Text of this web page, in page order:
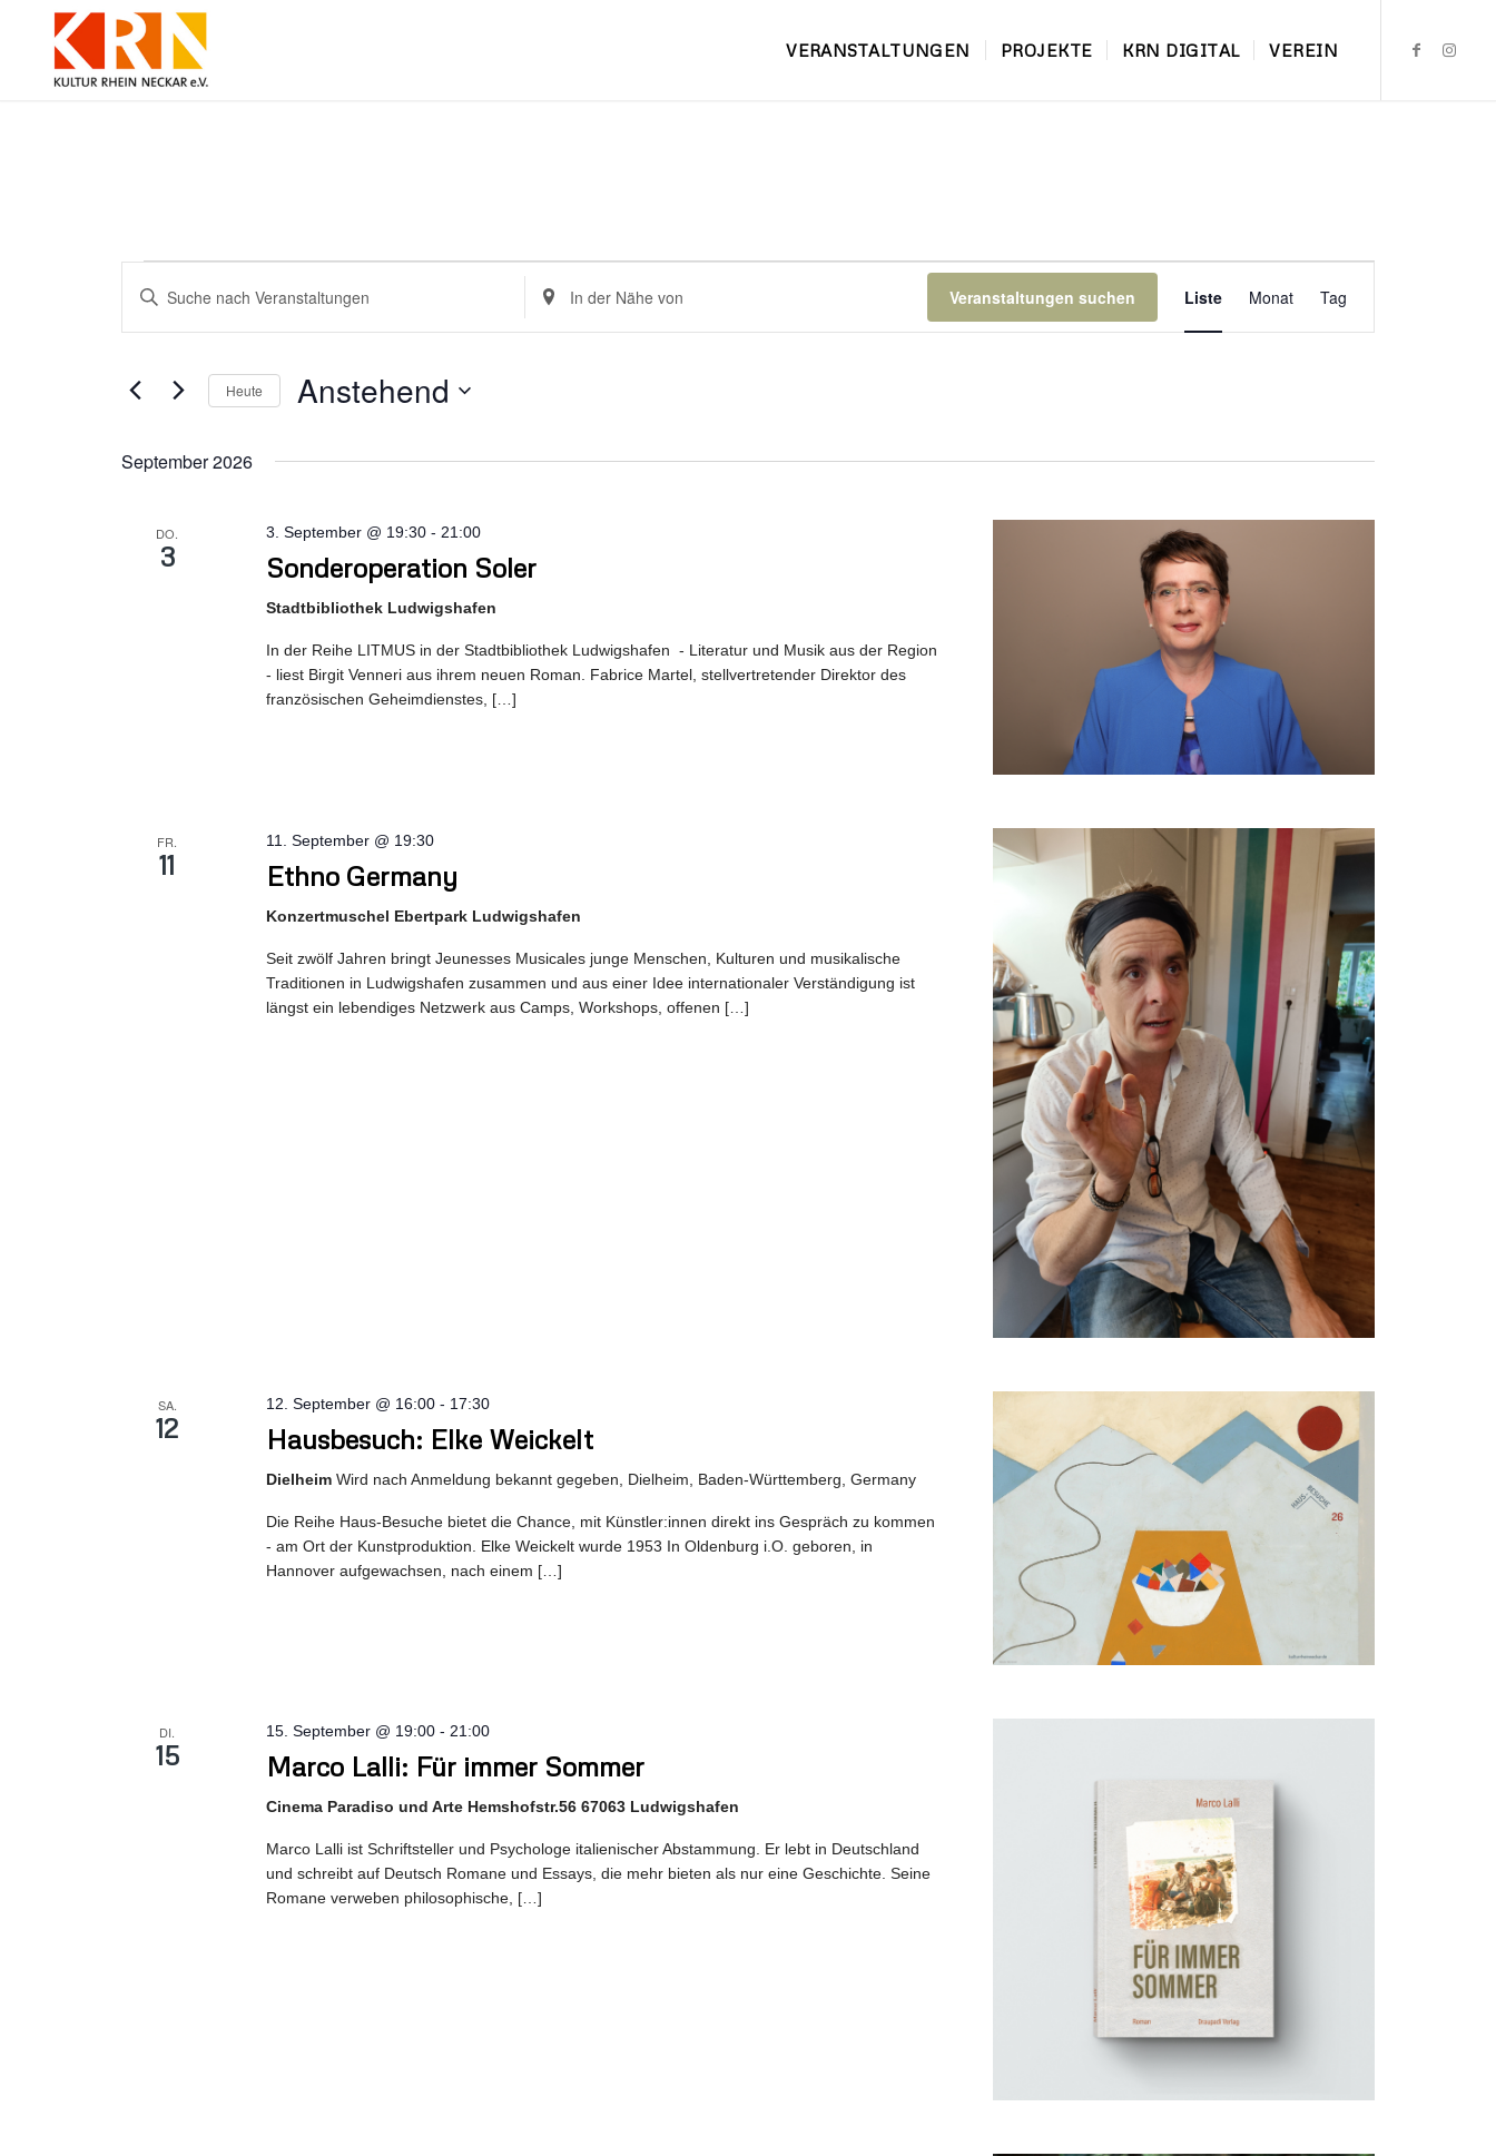
VERANSTALTUNGEN PROJEKTE KRN DIGITAL VEREIN
Veranstaltungen
Suche
und
Ansichten,
Bitte
Schlüsselwort
Veranstaltungen
Schlüsselwort.
Standort
eingeben.
Suche
Veranstaltungen suchen
Ansichten-
Liste Monat Tag
Heute Anstehend
September 2026
DO.
3 Sonderoperation Soler
3. September @ 19:30 - 21:00
Stadtbibliothek Ludwigshafen
In der Reihe LITMUS in der Stadtbibliothek Ludwigshafen - Literatur und Musik aus der Region
- liest Birgit Venneri aus ihrem neuen Roman. Fabrice Martel, stellvertretender Direktor des
französischen Geheimdienstes, […]
FR.
11 Ethno Germany
11. September @ 19:30
Konzertmuschel Ebertpark Ludwigshafen
Seit zwölf Jahren bringt Jeunesses Musicales junge Menschen, Kulturen und musikalische
Traditionen in Ludwigshafen zusammen und aus einer Idee internationaler Verständigung ist
längst ein lebendiges Netzwerk aus Camps, Workshops, offenen […]
SA.
12 Hausbesuch: Elke Weickelt
12. September @ 16:00 - 17:30
DielheimWird nach Anmeldung bekannt gegeben, Dielheim, Baden-Württemberg, Germany
Die Reihe Haus-Besuche bietet die Chance, mit Künstler:innen direkt ins Gespräch zu kommen
- am Ort der Kunstproduktion. Elke Weickelt wurde 1953 In Oldenburg i.O. geboren, in
Hannover aufgewachsen, nach einem […]
DI.
15 Marco Lalli: Für immer Sommer
15. September @ 19:00 - 21:00
Cinema Paradiso und Arte Hemshofstr.56 67063 Ludwigshafen
Marco Lalli ist Schriftsteller und Psychologe italienischer Abstammung. Er lebt in Deutschland
und schreibt auf Deutsch Romane und Essays, die mehr bieten als nur eine Geschichte. Seine
Romane verweben philosophische, […]